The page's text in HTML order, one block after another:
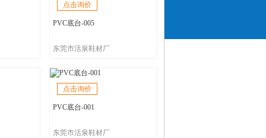
点击询价
PVC底台-005
东莞市活泉鞋材厂
点击询价
PVC底台-001
东莞市活泉鞋材厂